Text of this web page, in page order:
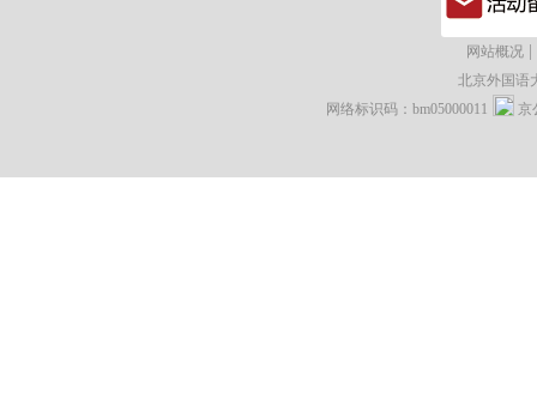
网站概况
北京外国语
网络标识码：bm05000011
京